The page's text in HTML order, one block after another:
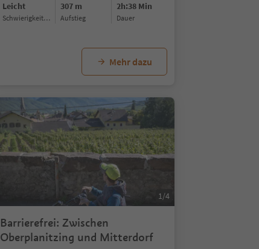
Leicht
Schwierigkeitsgrad
307 m
Aufstieg
2h:38 Min
Dauer
Mehr dazu
1/4
Barrierefrei: Zwischen
Oberplanitzing und Mitterdorf